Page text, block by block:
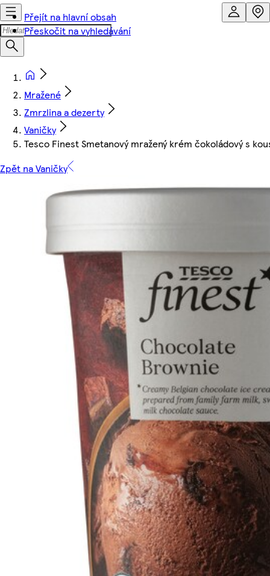
Přejít na hlavní obsah
Přeskočit na vyhledávání
Mražené
Zmrzlina a dezerty
Vaničky
Tesco Finest Smetanový mražený krém čokoládový s
Zpět na Vaničky